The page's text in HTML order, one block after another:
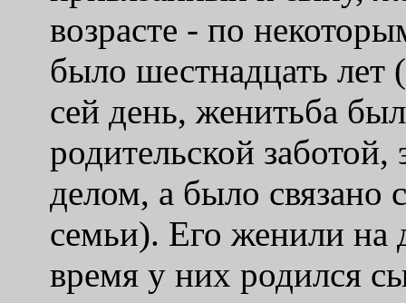
возрасте - по
было шестнадцать
сей день, женитьба
родительской
делом, а было связано
семьи). Его женили на
время у них родился